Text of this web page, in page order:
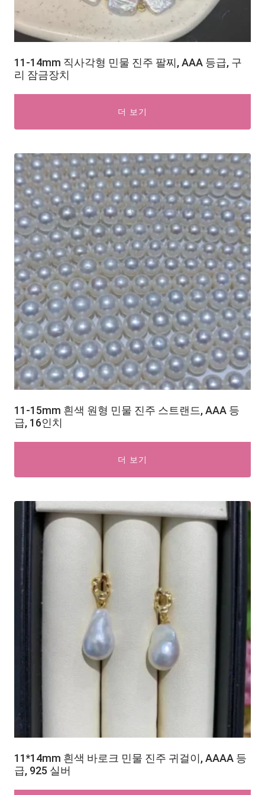
11-14mm 직사각형 민물 진주 팔찌, AAA 등급, 구
리 잠금장치
더 보기
11-15mm 흰색 원형 민물 진주 스트랜드, AAA 등
급, 16인치
더 보기
11*14mm 흰색 바로크 민물 진주 귀걸이, AAAA 등
급, 925 실버